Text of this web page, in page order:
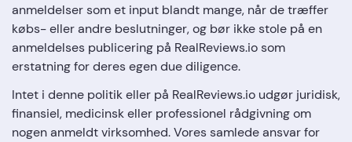
anmeldelser som et input blandt mange, når de træffer
købs- eller andre beslutninger, og bør ikke stole på en
anmeldelses publicering på RealReviews.io som
erstatning for deres egen due diligence.
Intet i denne politik eller på RealReviews.io udgør juridisk,
finansiel, medicinsk eller professionel rådgivning om
nogen anmeldt virksomhed. Vores samlede ansvar for